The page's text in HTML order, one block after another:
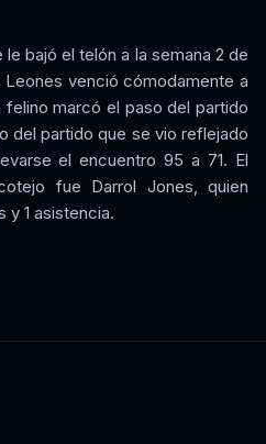
bajó el telón a la semana 2 de
venció cómodamente a
felino marcó el paso del partido
del partido que se vio reflejado
el encuentro 95 a 71. El
fue Darrol Jones, quien
y 1 asistencia.